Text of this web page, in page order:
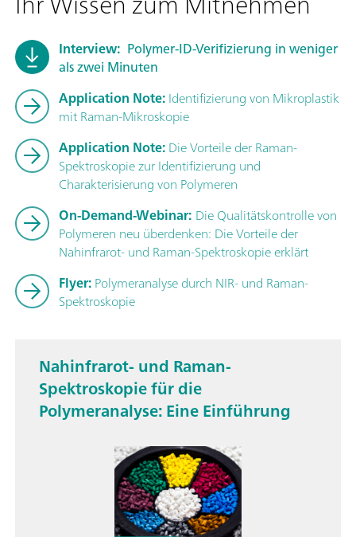
Interview: Polymer-ID-Verifizierung in weniger
als zwei Minuten
Application Note:Identifizierung von Mikroplastik
mit Raman-Mikroskopie
Application Note:Die Vorteile der Raman-
Spektroskopie zur Identifizierung und
Charakterisierung von Polymeren
On-Demand-Webinar: Die Qualitätskontrolle von
Polymeren neu überdenken: Die Vorteile der
Nahinfrarot- und Raman-Spektroskopie erklärt
Flyer:Polymeranalyse durch NIR- und Raman-
Spektroskopie
Nahinfrarot- und Raman-
Spektroskopie für die
Polymeranalyse: Eine Einführung